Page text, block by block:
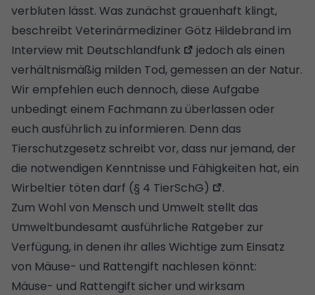
verbluten lässt. Was zunächst grauenhaft klingt,
beschreibt Veterinärmediziner Götz Hildebrand im
Interview mit Deutschlandfunk
jedoch als einen
verhältnismäßig milden Tod, gemessen an der Natur.
Wir empfehlen euch dennoch, diese Aufgabe
unbedingt einem Fachmann zu überlassen oder
euch ausführlich zu informieren. Denn das
Tierschutzgesetz schreibt vor, dass nur jemand, der
die notwendigen Kenntnisse und Fähigkeiten hat, ein
Wirbeltier töten darf (§ 4 TierSchG)
.
Zum Wohl von Mensch und Umwelt stellt das
Umweltbundesamt ausführliche Ratgeber zur
Verfügung, in denen ihr alles Wichtige zum Einsatz
von Mäuse- und Rattengift nachlesen könnt:
Mäuse- und Rattengift sicher und wirksam